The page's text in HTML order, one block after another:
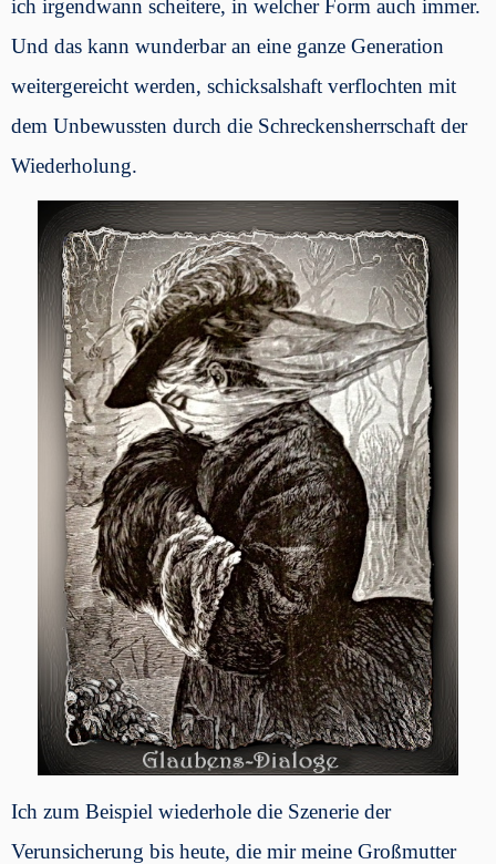
ich irgendwann scheitere, in welcher Form auch immer.
Und das kann wunderbar an eine ganze Generation
weitergereicht werden, schicksalshaft verflochten mit
dem Unbewussten durch die Schreckensherrschaft der
Wiederholung.
Ich zum Beispiel wiederhole die Szenerie der
Verunsicherung bis heute, die mir meine Großmutter